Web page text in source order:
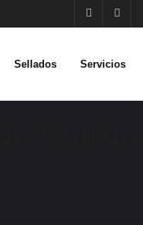
Sellados Servicios